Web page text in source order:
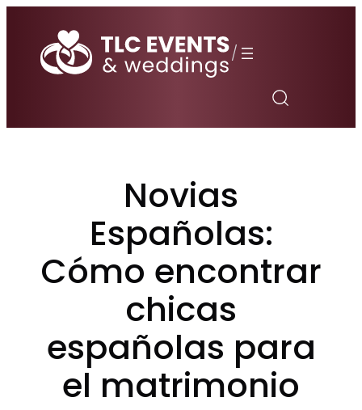
contenido
/
Novias
Españolas:
Cómo encontrar
chicas
españolas para
el matrimonio